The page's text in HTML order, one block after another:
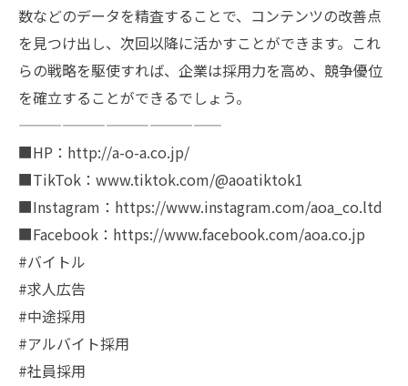
数などのデータを精査することで、コンテンツの改善点
を見つけ出し、次回以降に活かすことができます。これ
らの戦略を駆使すれば、企業は採用力を高め、競争優位
を確立することができるでしょう。
——————————————
■HP：http://a-o-a.co.jp/
■TikTok：www.tiktok.com/@aoatiktok1
■Instagram：https://www.instagram.com/aoa_co.ltd
■Facebook：https://www.facebook.com/aoa.co.jp
#バイトル
#求人広告
#中途採用
#アルバイト採用
#社員採用